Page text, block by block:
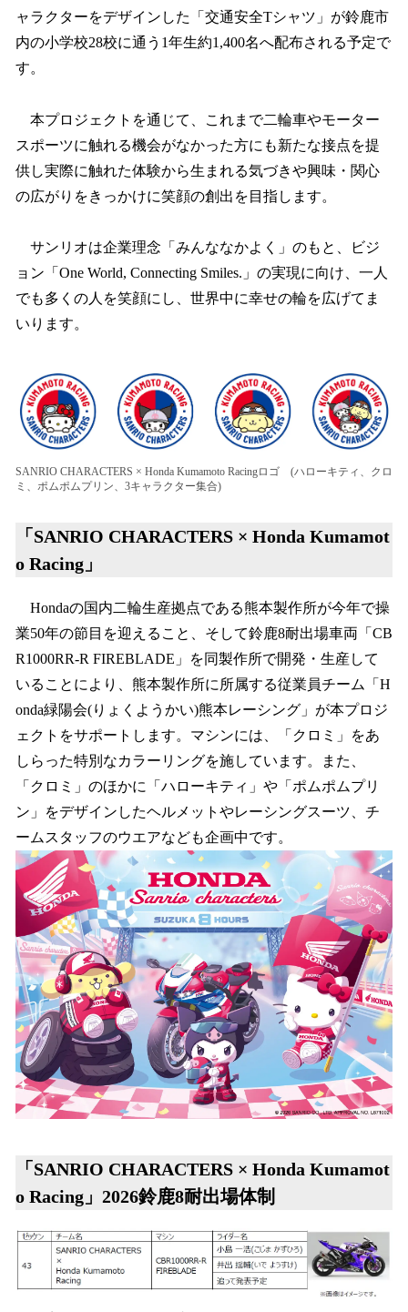
ャラクターをデザインした「交通安全Tシャツ」が鈴鹿市
内の小学校28校に通う1年生約1,400名へ配布される予定で
す。
本プロジェクトを通じて、これまで二輪車やモーター
スポーツに触れる機会がなかった方にも新たな接点を提
供し実際に触れた体験から生まれる気づきや興味・関心
の広がりをきっかけに笑顔の創出を目指します。
サンリオは企業理念「みんななかよく」のもと、ビジ
ョン「One World, Connecting Smiles.」の実現に向け、一人
でも多くの人を笑顔にし、世界中に幸せの輪を広げてま
いります。
SANRIO CHARACTERS × Honda Kumamoto Racingロゴ (ハローキティ、クロ
ミ、ポムポムプリン、3キャラクター集合)
「 SANRIO CHARACTERS × Honda Kumamot
o Racing 」
Hondaの国内二輪生産拠点である熊本製作所が今年で操
業50年の節目を迎えること、そして鈴鹿8耐出場車両「CB
R1000RR-R FIREBLADE」を同製作所で開発・生産して
いることにより、熊本製作所に所属する従業員チーム「H
onda緑陽会(りょくようかい)熊本レーシング」が本プロジ
ェクトをサポートします。マシンには、「クロミ」をあ
しらった特別なカラーリングを施しています。また、
「クロミ」のほかに「ハローキティ」や「ポムポムプリ
ン」をデザインしたヘルメットやレーシングスーツ、チ
ームスタッフのウエアなども企画中です。
「SANRIO CHARACTERS × Honda Kumamot
o Racing」2026鈴鹿8耐出場体制